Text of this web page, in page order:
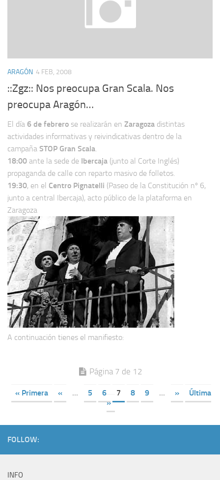
ARAGÓN 4 FEB, 2008
::Zgz:: Nos preocupa Gran Scala. Nos
preocupa Aragón…
El día 6 de febrero se realizarán en Zaragoza distintas
actividades informativas y reivindicativas dentro de la
campaña STOP Gran Scala
18:00 ante la sede de Ibercaja (junto al Corte Inglés)
propaganda de calle con reparto masivo de folletos.
19:30, en el Centro Pignatelli (Paseo de la Constitución nº 6,
junto a central Ibercaja), acto público de la plataforma en
Zaragoza
A continuación tienes el manifiesto:
Página 7 de 12
« Primera « ... 5 6 7 8 9 ... »
Última
»
FOLLOW:
INFO